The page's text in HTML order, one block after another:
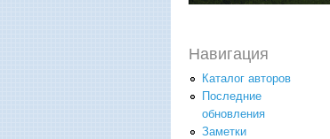
Навигация
Каталог авторов
Последние
обновления
Заметки